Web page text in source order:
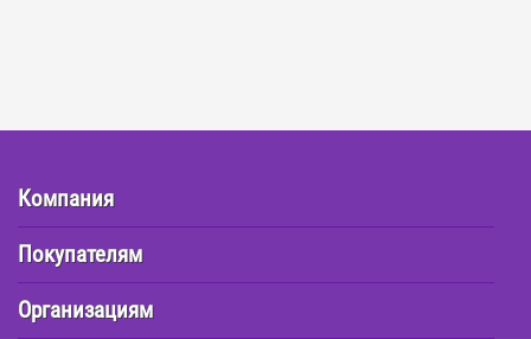
Компания
Покупателям
Организациям